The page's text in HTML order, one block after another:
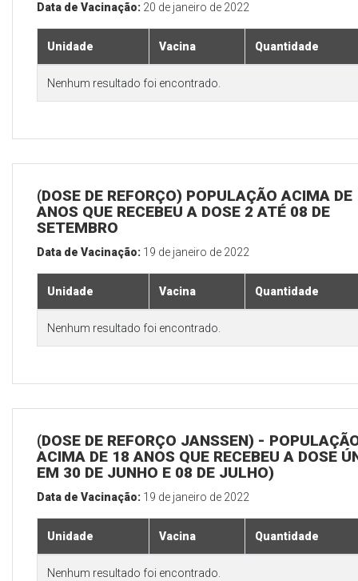
Data de Vacinação: 20 de janeiro de 2022
Unidade Vacina Quantidade
Nenhum resultado foi encontrado.
(DOSE DE REFORÇO) POPULAÇÃO ACIMA DE
ANOS QUE RECEBEU A DOSE 2 ATÉ 08 DE
SETEMBRO
Data de Vacinação: 19 de janeiro de 2022
Unidade Vacina Quantidade
Nenhum resultado foi encontrado.
(DOSE DE REFORÇO JANSSEN) -
ACIMA DE 18 ANOS QUE RECEBEU A DOSE
EM 30 DE JUNHO E 08 DE JULHO)
Data de Vacinação: 19 de janeiro de 2022
Unidade Vacina Quantidade
Nenhum resultado foi encontrado.